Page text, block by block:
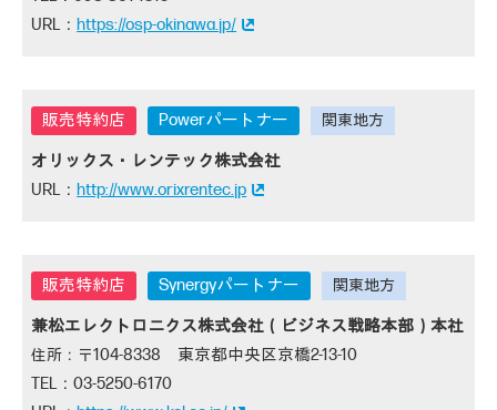
https://osp-okinawa.jp/
Powerパートナー
オリックス・レンテック株式会社
http://www.orixrentec.jp
Synergyパートナー
兼松エレクトロニクス株式会社（ビジネス戦略本部）本社
104-8338 東京都中央区京橋2-13-10
03-5250-6170